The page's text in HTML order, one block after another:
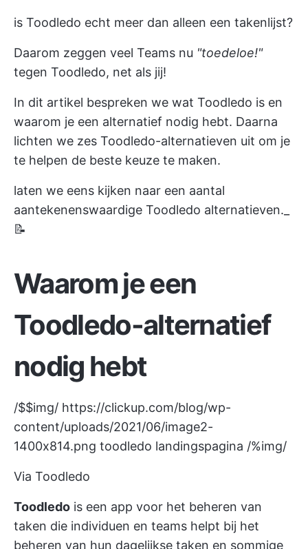
is Toodledo echt meer dan alleen een takenlijst?
Daarom zeggen veel Teams nu "toedeloe!"
tegen Toodledo, net als jij!
In dit artikel bespreken we wat Toodledo is en
waarom je een alternatief nodig hebt. Daarna
lichten we zes Toodledo-alternatieven uit om je
te helpen de beste keuze te maken.
laten we eens kijken naar een aantal
aantekenenswaardige Toodledo alternatieven._
📝
Waarom je een
Toodledo-alternatief
nodig hebt
/$$img/ https://clickup.com/blog/wp-
content/uploads/2021/06/image2-
1400x814.png toodledo landingspagina /%img/
Via Toodledo
Toodledo is een app voor het beheren van
taken die individuen en teams helpt bij het
beheren van hun dagelijkse taken en sommige